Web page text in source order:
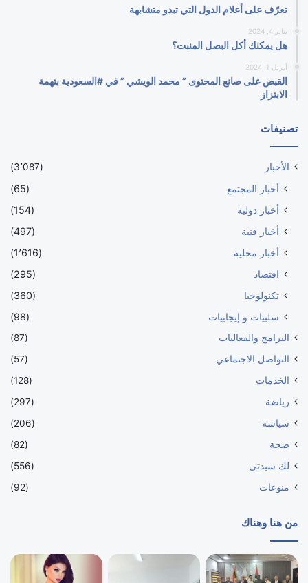
تعرّف على أعلام الدول التي تبدو متشابهة
يناير 4, 2024
هل يمكنك أكل البصل المنبت؟
أبريل 1, 2024
القبض على صانع المحتوى ” محمد الويشي ” في #السعودية بتهمة
الابتزاز
تصنيفات
الأخبار (3٬087)
أخبار المجتمع
(65)
أخبار دولية
(154)
أخبار فنية
(497)
أخبار محلية
(1٬616)
اقتصاد
(295)
تكنولوجيا
(360)
سلبيات و إيجابيات
(98)
البرامج والفعاليات
(87)
التواصل الاجتماعي
(57)
الخدمات
(128)
رياضة
(297)
سياسة
(206)
صحة
(82)
لك سيدتي
(556)
منوعات
(92)
من هنا وهناك